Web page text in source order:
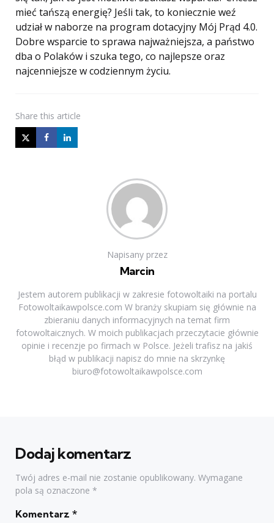
mieć tańszą energię? Jeśli tak, to koniecznie weź
udział w naborze na program dotacyjny Mój Prąd 4.0.
Dobre wsparcie to sprawa najważniejsza, a państwo
dba o Polaków i szuka tego, co najlepsze oraz
najcenniejsze w codziennym życiu.
Share this article
Napisany przez
Marcin
Jestem autorem publikacji w zakresie fotowoltaiki na portalu
Fotowoltaikawpolsce.com W branży skupiam się głównie na
zbieraniu danych informacyjnych na temat firm
fotowoltaicznych. W moich publikacjach przeczytacie głównie
opinie i recenzje po firmach w Polsce. Jeżeli trafisz na jakiś
błąd w publikacji napisz do mnie na skrzynkę
biuro@fotowoltaikawpolsce.com
Dodaj komentarz
Twój adres e-mail nie zostanie opublikowany. Wymagane
pola są oznaczone *
Komentarz *